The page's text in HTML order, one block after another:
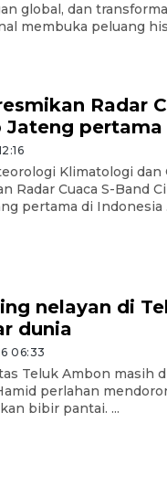
global, dan
membuka peluang
Radar
Jateng
Klimatologi dan
Radar Cuaca S-Band
pertama di Indonesia
nelayan di
dunia
06:33
Teluk Ambon masih
perlahan
bibir pantai. ...
Stasiun Bogor
12 Juni 2026 18:49
Pelanggan
sampai 8